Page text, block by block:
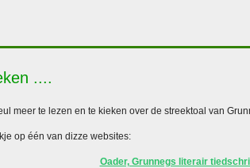
....
meer te lezen en te kieken over de streektoal van
op één van dizze websites:
Oader, Grunnegs literair